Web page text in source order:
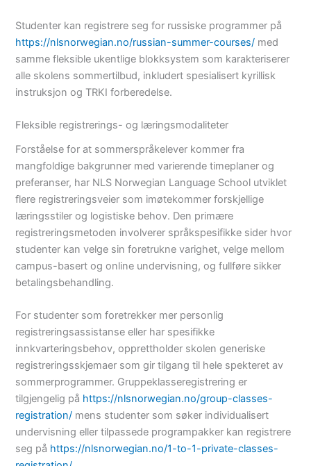
Studenter kan registrere seg for russiske programmer på
https://nlsnorwegian.no/russian-summer-courses/ med
samme fleksible ukentlige blokksystem som karakteriserer
alle skolens sommertilbud, inkludert spesialisert kyrillisk
instruksjon og TRKI forberedelse.
Fleksible registrerings- og læringsmodaliteter
Forståelse for at sommerspråkelever kommer fra
mangfoldige bakgrunner med varierende timeplaner og
preferanser, har NLS Norwegian Language School utviklet
flere registreringsveier som imøtekommer forskjellige
læringsstiler og logistiske behov. Den primære
registreringsmetoden involverer språkspesifikke sider hvor
studenter kan velge sin foretrukne varighet, velge mellom
campus-basert og online undervisning, og fullføre sikker
betalingsbehandling.
For studenter som foretrekker mer personlig
registreringsassistanse eller har spesifikke
innkvarteringsbehov, opprettholder skolen generiske
registreringsskjemaer som gir tilgang til hele spekteret av
sommerprogrammer. Gruppeklasseregistrering er
tilgjengelig på https://nlsnorwegian.no/group-classes-
registration/ mens studenter som søker individualisert
undervisning eller tilpassede programpakker kan registrere
seg på https://nlsnorwegian.no/1-to-1-private-classes-